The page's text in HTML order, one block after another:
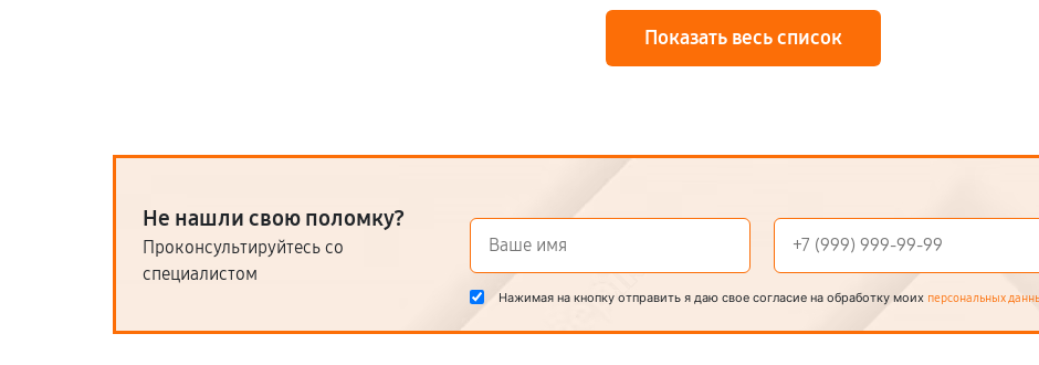
Показать весь список
Не нашли свою поломку?
Проконсультируйтесь со
специалистом
Нажимая на кнопку отправить я даю свое согласие на обработку моих персональных